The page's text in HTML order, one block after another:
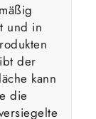
und in
der
kann
die